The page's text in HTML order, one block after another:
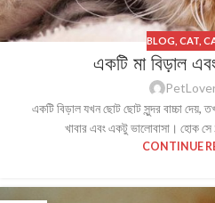
BLOG CAT
একটি মা বিড়াল
একটি বিড়াল যখন ছোট ছোট সুন্দর বাচ্চা দেয়,
খাবার এবং একটু ভালোবাসা। হোক
CONTINUE